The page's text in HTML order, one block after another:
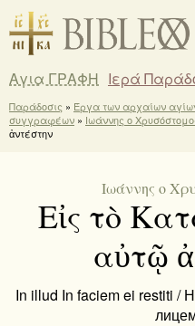
Αγια ΓΡΑΦΗ Ιερά
Παράδοσις » Έργα των αρχαίων
συγγραφέων » Ιωάννης ο
ἀντέστην
Ιωάννης ο
Εἰς τὸ
αὐτῷ
In illud In faciem ei restiti /